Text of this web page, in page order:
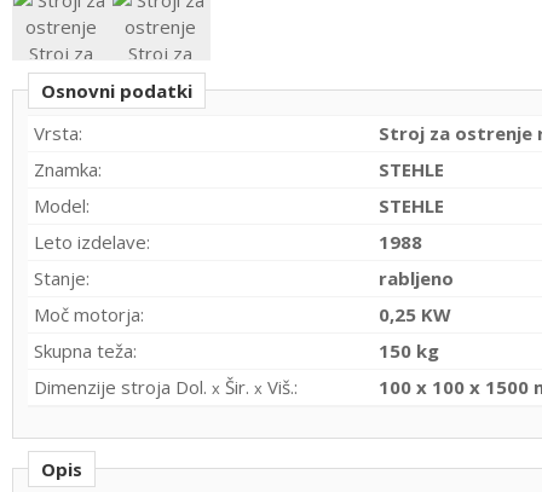
Osnovni podatki
Vrsta:
Stroj za ostrenje
Znamka:
STEHLE
Model:
STEHLE
Leto izdelave:
1988
Stanje:
rabljeno
Moč motorja:
0,25 KW
Skupna teža:
150 kg
Dimenzije stroja Dol. x Šir. x Viš.: 100 x 100 x 1500
Opis